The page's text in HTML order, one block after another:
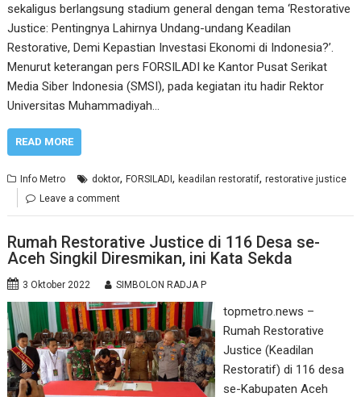
sekaligus berlangsung stadium general dengan tema ‘Restorative
Justice: Pentingnya Lahirnya Undang-undang Keadilan
Restorative, Demi Kepastian Investasi Ekonomi di Indonesia?’.
Menurut keterangan pers FORSILADI ke Kantor Pusat Serikat
Media Siber Indonesia (SMSI), pada kegiatan itu hadir Rektor
Universitas Muhammadiyah…
READ MORE
Info Metro doktor,FORSILADI,keadilan restoratif,restorative justice
Leave a comment
Rumah Restorative Justice di 116 Desa se-
Aceh Singkil Diresmikan, ini Kata Sekda
3 Oktober 2022 SIMBOLON RADJA P
topmetro.news –
Rumah Restorative
Justice (Keadilan
Restoratif) di 116 desa
se-Kabupaten Aceh